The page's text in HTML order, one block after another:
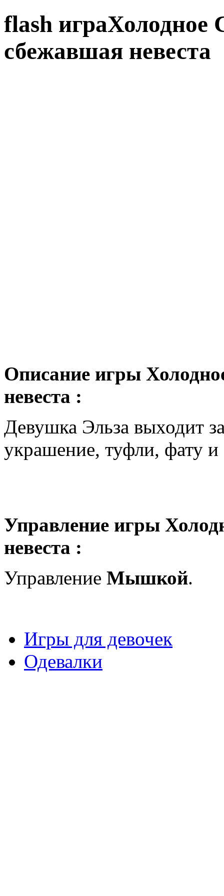
flash играХолодное
сбежавшая невеста
Описание игры
невеста :
Девушка Эльза выходит
украшение, туфли, фату и
Управление игры
невеста :
Управление Мышкой.
Игры для девочек
Одевалки